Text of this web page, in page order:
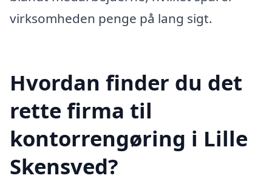
virksomheden penge på lang sigt.
Hvordan finder du det
rette firma til
kontorrengøring i Lille
Skensved?